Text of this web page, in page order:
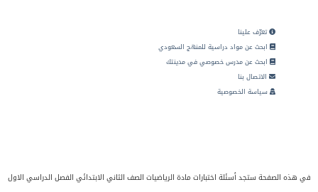
تعرّف علينا
ابحث عن مواد دراسية للمنهج السعودي
ابحث عن مدرس خصوصي في مدينتك
الاتصال بنا
سياسة الخصوصية
في هذه الصفحة ستجد أسئلة اختبارات مادة الرياضيات الصف الثاني الابتدائي الفصل الدراسي الاول